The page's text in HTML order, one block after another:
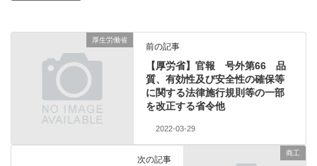
厚生労働省
前の記事
【厚労省】官報 号外第66 品
質、有効性及び安全性の確保等
に関する法律施行規則等の一部
を改正する省令他
2022-03-29
商工
次の記事